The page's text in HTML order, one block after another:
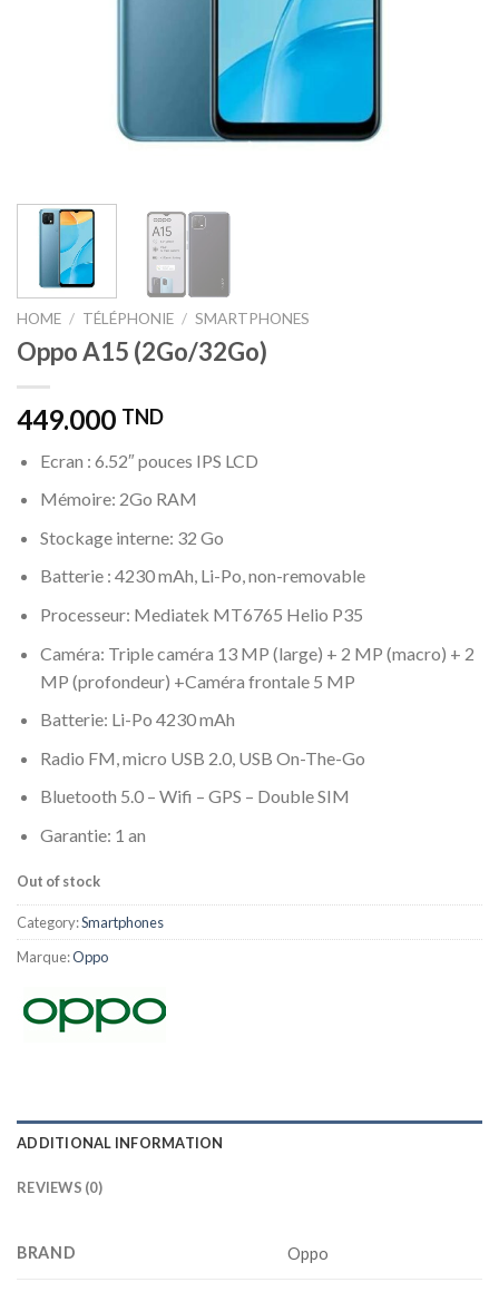
HOME / TÉLÉPHONIE / SMARTPHONES
Oppo A15 (2Go/32Go)
449.000 TND
Ecran : 6.52″ pouces IPS LCD
Mémoire: 2Go RAM
Stockage interne: 32 Go
Batterie : 4230 mAh, Li-Po, non-removable
Processeur: Mediatek MT6765 Helio P35
Caméra: Triple caméra 13 MP (large) + 2 MP (macro) + 2
MP (profondeur) +Caméra frontale 5 MP
Batterie: Li-Po 4230 mAh
Radio FM, micro USB 2.0, USB On-The-Go
Bluetooth 5.0 – Wifi – GPS – Double SIM
Garantie: 1 an
Out of stock
Category:Smartphones
Marque:Oppo
ADDITIONAL INFORMATION
REVIEWS (0)
BRAND Oppo